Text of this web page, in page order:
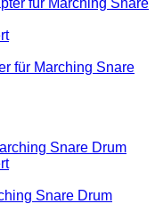
für Marching Snare
Snare Drum